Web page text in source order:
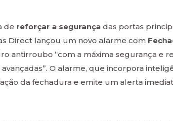
de reforçar a segurança das portas
Direct lançou um novo alarme com
antirroubo “com a máxima segurança e
O alarme, que incorpora
da fechadura e emite um alerta